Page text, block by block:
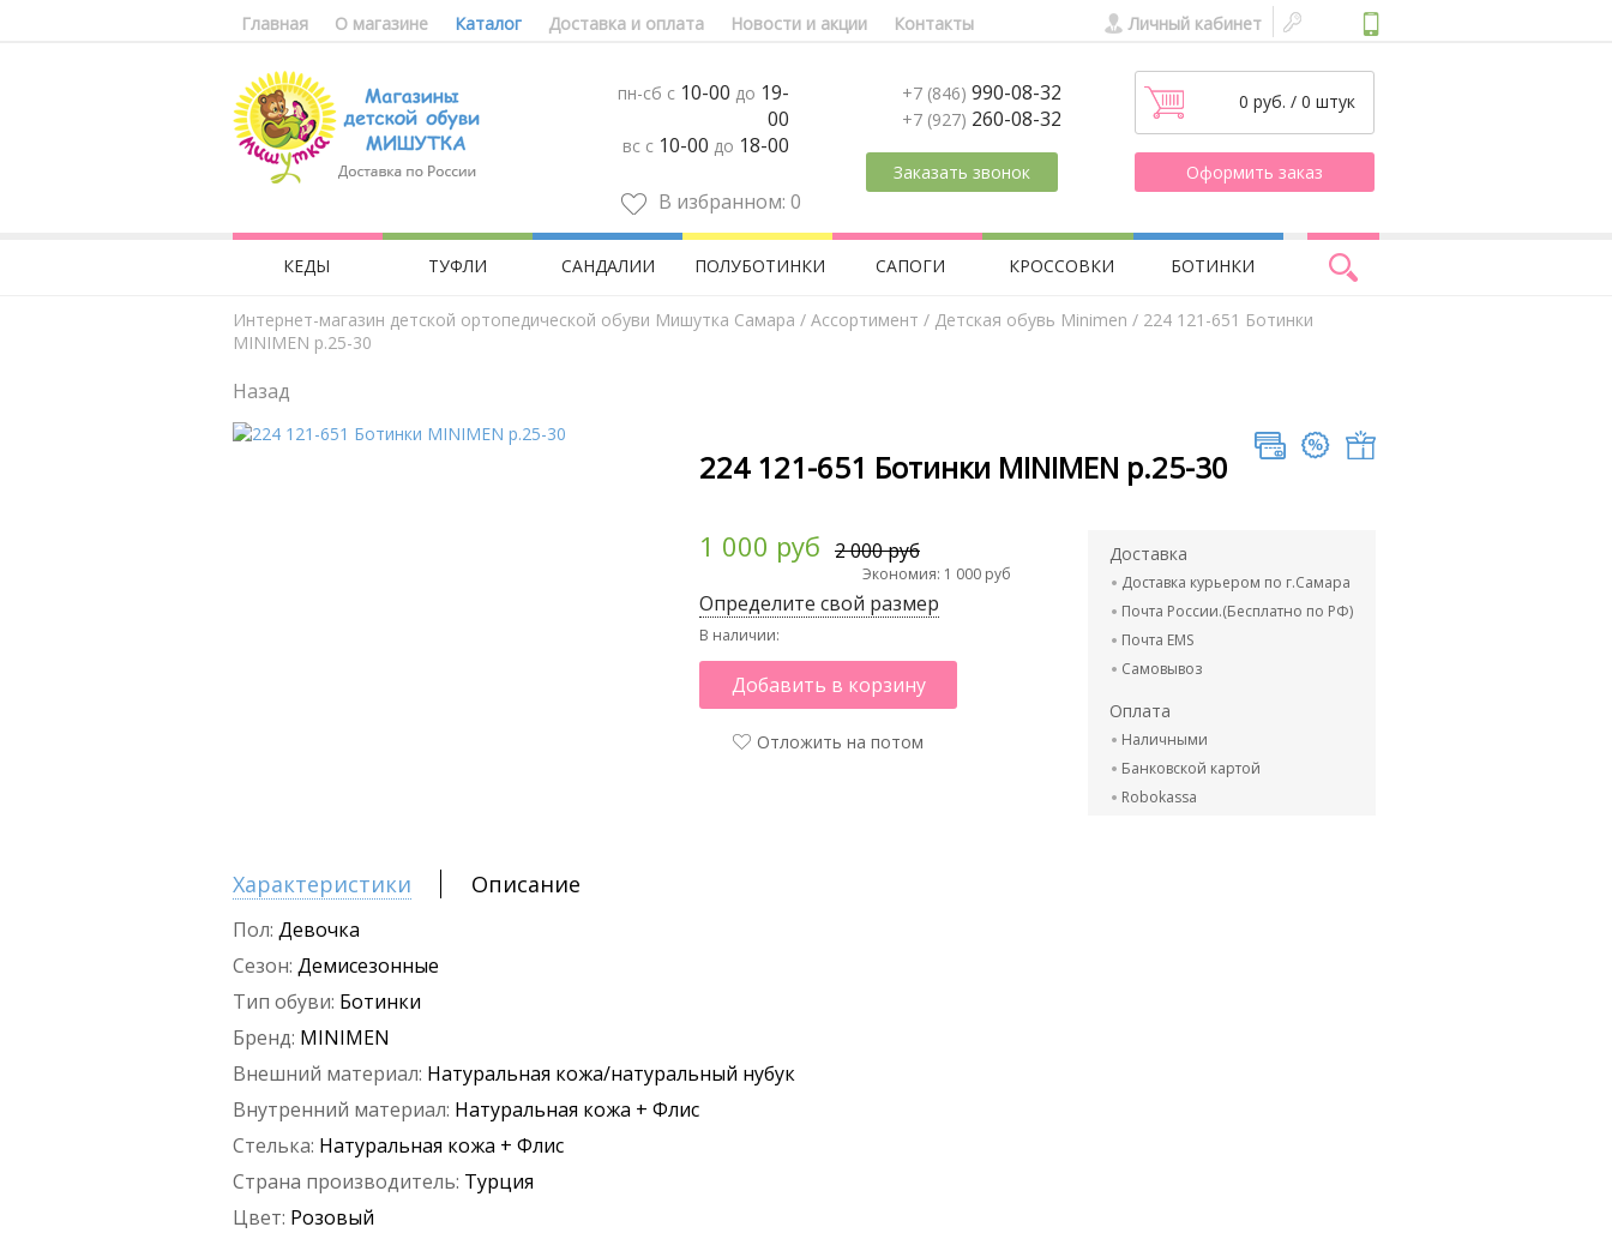
Главная О магазине Каталог Доставка и оплата Новости и акции Контакты Личный кабинет
пн-сб с 10-00 до 19-
00
вс с 10-00 до 18-00
В избранном: 0
+7 (846) 990-08-32
+7 (927) 260-08-32
Заказать звонок
0 руб. / 0 штук
Оформить заказ
КЕДЫ ТУФЛИ САНДАЛИИ ПОЛУБОТИНКИ САПОГИ КРОССОВКИ БОТИНКИ
Интернет-магазин детской ортопедической обуви Мишутка Самара / Aссортимент / Детская обувь Minimen / 224 121-651 Ботинки
MINIMEN р.25-30
Назад
224 121-651 Ботинки MINIMEN р.25-30
1 000 руб 2 000 руб
Экономия: 1 000 руб
Определите свой размер
В наличии:
Добавить в корзину
Отложить на потом
Доставка
Доставка курьером по г.Самара
Почта России.(Бесплатно по РФ)
Почта EMS
Самовывоз
Оплата
Наличными
Банковской картой
Robokassa
Характеристики Описание
Пол: Девочка
Сезон: Демисезонные
Тип обуви: Ботинки
Бренд: MINIMEN
Внешний материал: Натуральная кожа/натуральный нубук
Внутренний материал: Натуральная кожа + Флис
Стелька: Натуральная кожа + Флис
Страна производитель: Турция
Цвет: Розовый